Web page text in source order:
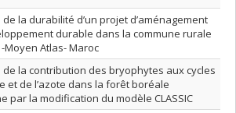
la durabilité d’un projet d’aménagement
durable dans la commune rurale
-Moyen Atlas- Maroc
de la contribution des bryophytes aux cycles
et de l’azote dans la forêt boréale
par la modification du modèle CLASSIC